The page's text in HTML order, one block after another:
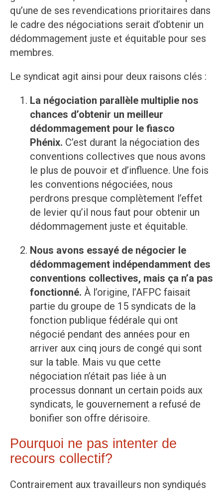
qu’une de ses revendications prioritaires dans
le cadre des négociations serait d’obtenir un
dédommagement juste et équitable pour ses
membres.
Le syndicat agit ainsi pour deux raisons clés :
La négociation parallèle multiplie nos
chances d’obtenir un meilleur
dédommagement pour le fiasco
Phénix. C’est durant la négociation des
conventions collectives que nous avons
le plus de pouvoir et d’influence. Une fois
les conventions négociées, nous
perdrons presque complètement l’effet
de levier qu’il nous faut pour obtenir un
dédommagement juste et équitable.
Nous avons essayé de négocier le
dédommagement indépendamment des
conventions collectives, mais ça n’a pas
fonctionné. À l’origine, l’AFPC faisait
partie du groupe de 15 syndicats de la
fonction publique fédérale qui ont
négocié pendant des années pour en
arriver aux cinq jours de congé qui sont
sur la table. Mais vu que cette
négociation n’était pas liée à un
processus donnant un certain poids aux
syndicats, le gouvernement a refusé de
bonifier son offre dérisoire.
Pourquoi ne pas intenter de
recours collectif?
Contrairement aux travailleurs non syndiqués